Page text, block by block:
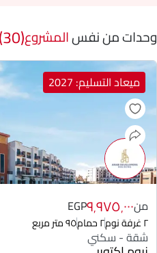
وحدات من نفسالمشروع(30)
ميعاد التسليم: 2027
من٩٬٩٧٥٬٠٠٠EGP
٢ غرفة نوم ٢ حمام ٩٥ متر مربع
شقة - سكني